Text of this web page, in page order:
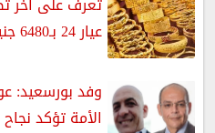
عيار 24 بـ6480 جنيها
وفد بورسعيد:
الأمة تؤكد